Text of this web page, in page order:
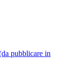
pubblicare in